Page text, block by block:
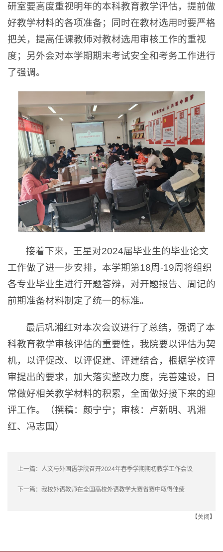
研室要高度重视明年的本科教育教学评估，提前做
好教学材料的各项准备；同时在教材选用时要严格
把关，提高任课教师对教材选用审核工作的重视
度；另外会对本学期期末考试安全和考务工作进行
了强调。
接着下来，王星对2024届毕业生的毕业论文
工作做了进一步安排，本学期第18周-19周将组织
各专业毕业生进行开题答辩，对开题报告、周记的
前期准备材料制定了统一的标准。
最后巩湘红对本次会议进行了总结，强调了本
科教育教学审核评估的重要性，我院要以评估为契
机，以评促改、以评促建、评建结合，根据学校评
审提出的要求，加大落实整改力度，完善建设，日
常做好相关教学材料的积累，全面做好接下来的迎
评工作。（撰稿：颜宁宁；审核：卢新明、巩湘
红、冯志国）
上一篇： 人文与外国语学院召开2024年春季学期期初教学工作会议
下一篇： 我校外语教师在全国高校外语教学大赛省赛中取得佳绩
【关闭 】